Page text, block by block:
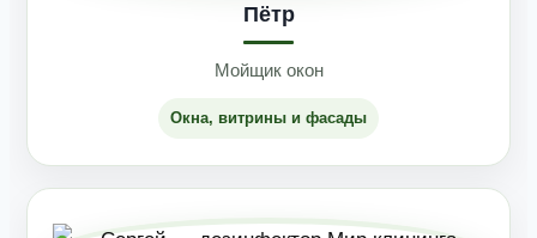
Пётр
Мойщик окон
Окна, витрины и фасады